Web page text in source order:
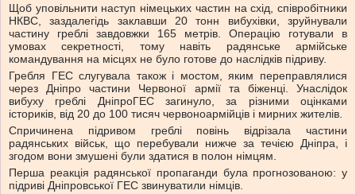
Щоб уповільнити наступ німецьких частин на схід, співробітники
НКВС, заздалегідь заклавши 20 тонн вибухівки, зруйнували
частину греблі завдовжки 165 метрів. Операцію готували в
умовах секретності, тому навіть радянське армійське
командування на місцях не було готове до наслідків підриву.
Гребля ГЕС слугувала також і мостом, яким переправлялися
через Дніпро частини Червоної армії та біженці. Унаслідок
вибуху греблі ДніпроГЕС загинуло, за різними оцінками
істориків, від 20 до 100 тисяч червоноармійців і мирних жителів.
Спричинена підривом греблі повінь відрізала частини
радянських військ, що перебували нижче за течією Дніпра, і
згодом вони змушені були здатися в полон німцям.
Перша реакція радянської пропаганди була прогнозованою: у
підриві Дніпровської ГЕС звинуватили німців.